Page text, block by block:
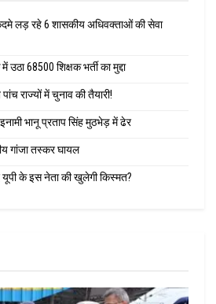
लड़ रहे 6 शासकीय अधिवक्ताओं की सेवा
68500 शिक्षक भर्ती का मुद्दा
राज्यों में चुनाव की तैयारी!
भानू प्रताप सिंह मुठभेड़ में ढेर
गांजा तस्कर घायल
यूपी के इस नेता की खुलेगी किस्मत?